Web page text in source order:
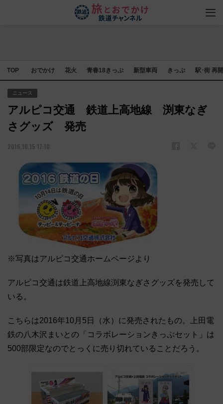
TOP おでかけ 花火 青春18きっぷ 新型車両 きっぷ 駅･街 再
ニュース
アルピコ交通 鉄道上高地線 渕東なぎ
さグッズ 発売
2016.10.15 17:10
※写真はアルピコ交通ホームページより
アルピコ交通は鉄道上高地線渕東なぎさグッズを発売して
いる。
こちらは2016年10月5日（水）に発売されたもの。上田電
鉄の八木沢まいとの「コラボレーションきっぷセット」は
500部限定なのでとっくに売り切れていることだろう。